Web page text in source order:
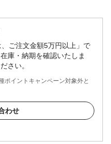
、ご注文金額5万円以上」で
庫・納期を確認いたしま
さい。
イントキャンペーン対象外と
わせ